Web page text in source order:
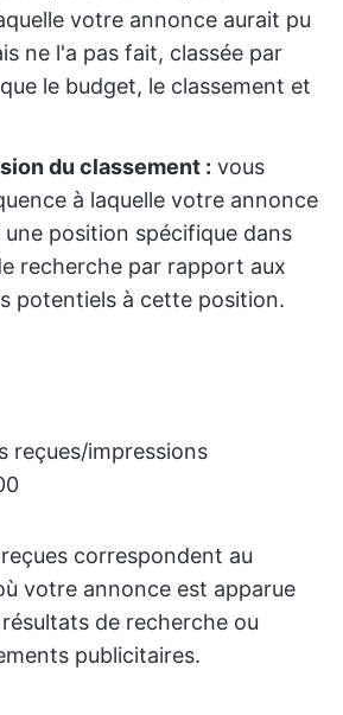
votre annonce aurait pu
ne l'a pas fait, classée par
le budget, le classement et
du classement : vous
à laquelle votre annonce
une position spécifique dans
recherche par rapport aux
potentiels à cette position.
reçues/impressions
correspondent au
votre annonce est apparue
de recherche ou
publicitaires.